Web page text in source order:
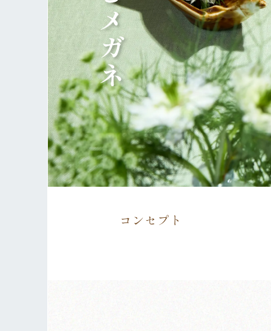
コンセプト